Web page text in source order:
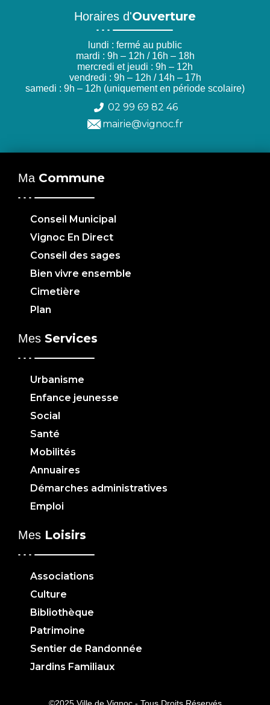
Horaires d'Ouverture
lundi : fermé au public
mardi : 9h – 12h / 16h – 18h
mercredi et jeudi : 9h – 12h
vendredi : 9h – 12h / 14h – 17h
samedi : 9h – 12h (uniquement en période scolaire)
02 99 69 82 46
mairie@vignoc.fr
Ma Commune
Conseil Municipal
Vignoc En Direct
Conseil des sages
Bien vivre ensemble
Cimetière
Plan
Mes Services
Urbanisme
Enfance jeunesse
Social
Santé
Mobilités
Annuaires
Démarches administratives
Emploi
Mes Loisirs
Associations
Culture
Bibliothèque
Patrimoine
Sentier de Randonnée
Jardins Familiaux
©2025 Ville de Vignoc - Tous Droits Réservés